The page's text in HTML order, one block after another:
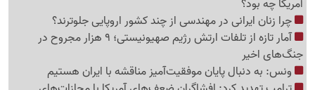
آمریکا چه بود؟
چرا زنان ایرانی در مهندسی از چند کشور اروپایی جلوترند؟
آمار تازه از تلفات ارتش رژیم صهیونیستی؛ 9 هزار مجروح در
جنگ‌های اخیر
ونس: به دنبال پایان موفقیت‌آمیز مناقشه با ایران هستیم